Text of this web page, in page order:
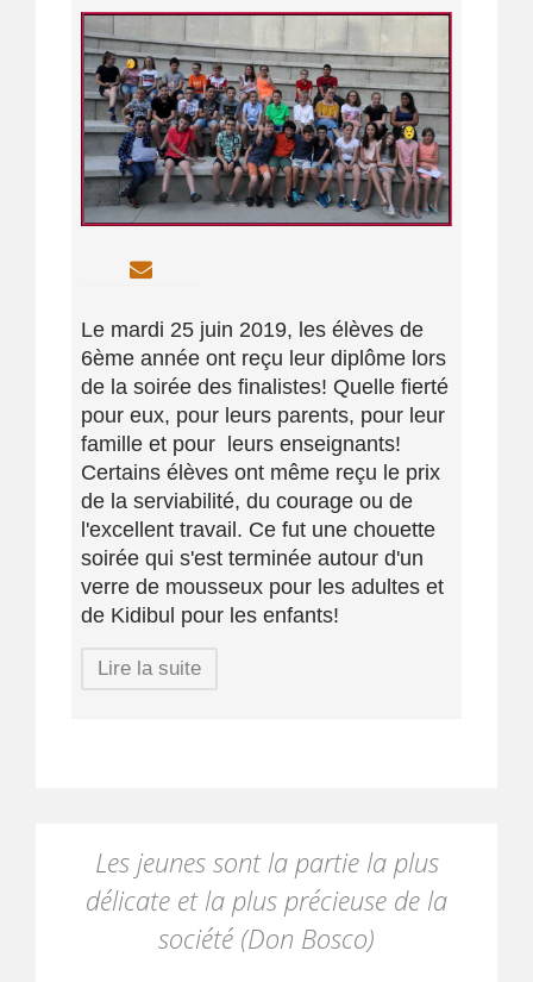
Le mardi 25 juin 2019, les élèves de
6ème année ont reçu leur diplôme lors
de la soirée des finalistes! Quelle fierté
pour eux, pour leurs parents, pour leur
famille et pour leurs enseignants!
Certains élèves ont même reçu le prix
de la serviabilité, du courage ou de
l'excellent travail. Ce fut une chouette
soirée qui s'est terminée autour d'un
verre de mousseux pour les adultes et
de Kidibul pour les enfants!
Lire la suite
Les jeunes sont la partie la plus
délicate et la plus précieuse de la
société (Don Bosco)